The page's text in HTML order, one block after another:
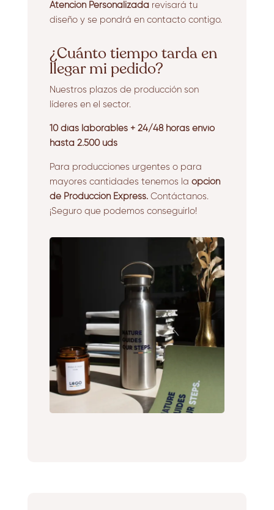
Atención Personalizadarevisará tu
diseño y se pondrá en contacto contigo.
¿Cuánto tiempo tarda en
llegar mi pedido?
Nuestros plazos de producción son
líderes en el sector.
10 días laborables + 24/48 horas envío
hasta 2.500 uds
Para producciones urgentes o para
mayores cantidades tenemos la opción
de Producción Express.Contáctanos.
¡Seguro que podemos conseguirlo!